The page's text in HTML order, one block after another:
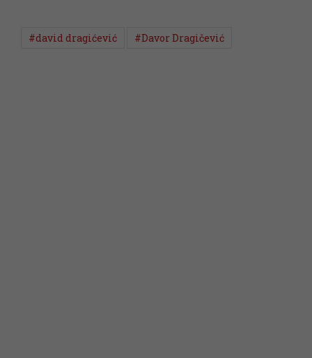
#david dragićević #Davor Dragičević